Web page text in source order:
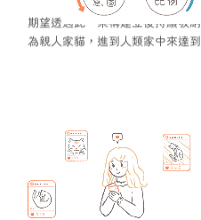
期望透過此一架構建立後持續吸
為親人家貓，進到人類家中來達